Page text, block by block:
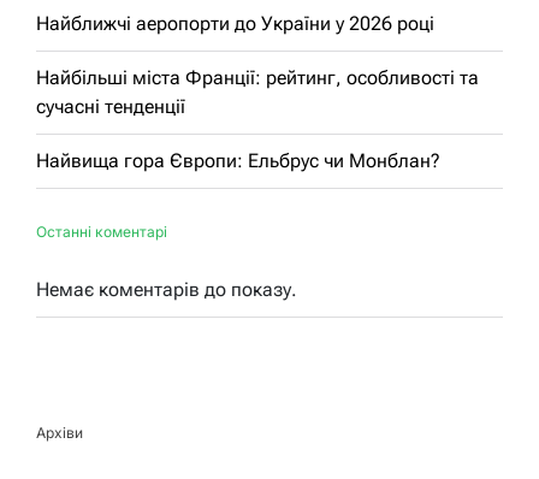
Найближчі аеропорти до України у 2026 році
Найбільші міста Франції: рейтинг, особливості та
сучасні тенденції
Найвища гора Європи: Ельбрус чи Монблан?
Останні коментарі
Немає коментарів до показу.
Архіви